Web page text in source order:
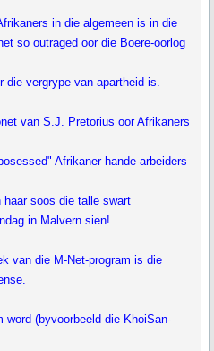
in die algemeen is in die
so outraged oor die Boere-oorlog
vergrype van apartheid is.
van S.J. Pretorius oor Afrikaners
Afrikaner hande-arbeiders
soos die talle swart
in Malvern sien!
van die M-Net-program is die
(byvoorbeeld die KhoiSan-